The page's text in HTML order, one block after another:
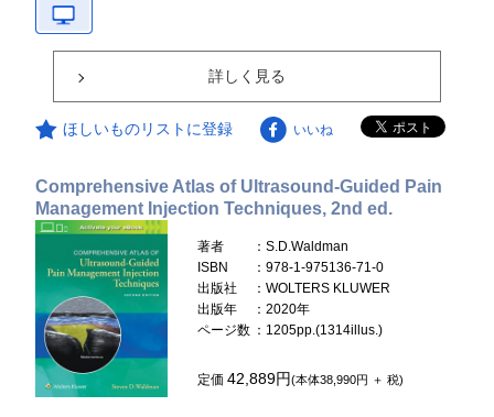
詳しく見る
ほしいものリストに登録 いいね
Comprehensive Atlas of Ultrasound-Guided Pain
Management Injection Techniques, 2nd ed.
著者
：S.D.Waldman
ISBN
：978-1-975136-71-0
出版社
：WOLTERS KLUWER
出版年
：2020年
ページ数 ：1205pp.(1314illus.)
定価42,889円(本体38,990円 ＋ 税)